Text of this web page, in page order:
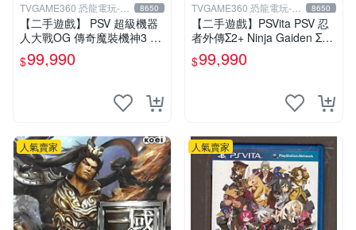
TVGAME360 恐龍電玩-台
中店
8650
【二手遊戲】 PSV 超級機器
人大戰OG 傳奇魔裝機神3 鋼
彈 PRIDE OF JUSTICE 日文
版 台中恐龍電玩
$99,990
TVGAME360 恐龍電玩-台
中店
8650
【二手遊戲】PSVita PSV 忍
者外傳Σ2+ Ninja Gaiden Σ2
PLUS 中文版【台中恐龍電
玩】
$99,990
人氣賣家 人氣賣家